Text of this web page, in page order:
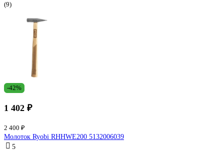
(9)
-42%
1 402 ₽
2 400 ₽
Молоток Ryobi RHHWE200 5132006039
5